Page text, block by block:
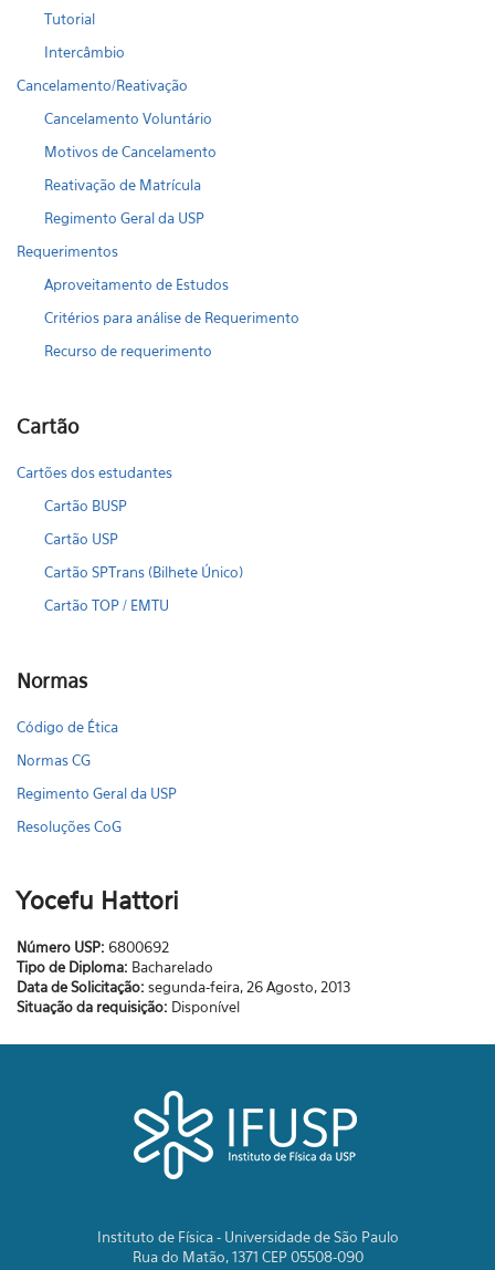
Tutorial
Intercâmbio
Cancelamento/Reativação
Cancelamento Voluntário
Motivos de Cancelamento
Reativação de Matrícula
Regimento Geral da USP
Requerimentos
Aproveitamento de Estudos
Critérios para análise de Requerimento
Recurso de requerimento
Cartão
Cartões dos estudantes
Cartão BUSP
Cartão USP
Cartão SPTrans (Bilhete Único)
Cartão TOP / EMTU
Normas
Código de Ética
Normas CG
Regimento Geral da USP
Resoluções CoG
Yocefu Hattori
Número USP: 6800692
Tipo de Diploma: Bacharelado
Data de Solicitação: segunda-feira, 26 Agosto, 2013
Situação da requisição: Disponível
Instituto de Física - Universidade de São Paulo
Rua do Matão, 1371 CEP 05508-090